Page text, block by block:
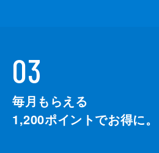
03
毎月もらえる
1,200ポイントでお得に。